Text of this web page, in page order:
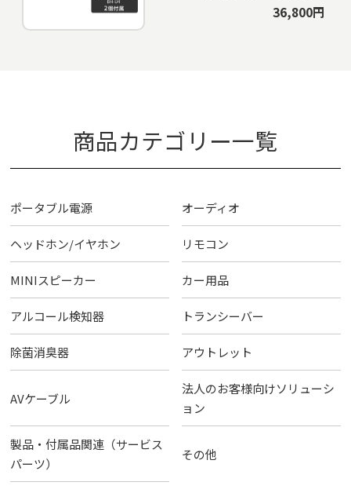
36,800円
商品カテゴリー一覧
ポータブル電源 オーディオ
ヘッドホン/イヤホン リモコン
MINIスピーカー カー用品
アルコール検知器 トランシーバー
除菌消臭器 アウトレット
AVケーブル
法人のお客様向けソリューシ
ョン
製品・付属品関連（サービス
パーツ）
その他